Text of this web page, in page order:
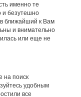
именно те
и безутешно
ближайший к Вам
и внимательно
или еще не
на поиск
удобным
все